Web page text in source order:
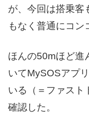
が、今回は搭乗客
もなく普通にコン
ほんの50mほど進
いてMySOSアプ
いる（＝ファスト
確認した。